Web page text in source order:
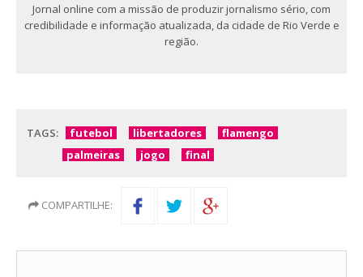
Jornal online com a missão de produzir jornalismo sério, com
credibilidade e informação atualizada, da cidade de Rio Verde e
região.
TAGS: futebol libertadores
flamengo
palmeiras
jogo final
COMPARTILHE: